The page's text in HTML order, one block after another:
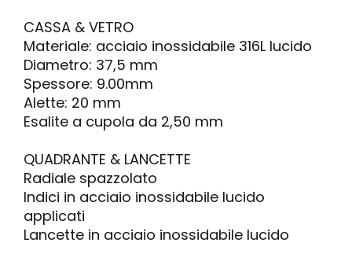
CASSA & VETRO
Materiale: acciaio inossidabile 316L lucido
Diametro: 37,5 mm
Spessore: 9.00mm
Alette: 20 mm
Esalite a cupola da 2,50 mm
QUADRANTE & LANCETTE
Radiale spazzolato
Indici in acciaio inossidabile lucido
applicati
Lancette in acciaio inossidabile lucido